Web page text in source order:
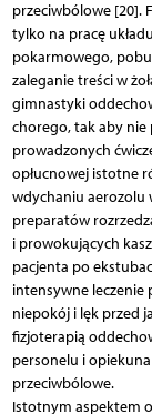
przeciwbólowe [20].
tylko na pracę
pokarmowego,
zaleganie treści w
gimnastyki
chorego, tak aby nie
prowadzonych
opłucnowej istotne
wdychaniu aerozolu
preparatów
i prowokujących
pacjenta po
intensywne leczenie
niepokój i lęk przed
fizjoterapią
personelu i
przeciwbólowe.
Istotnym aspektem